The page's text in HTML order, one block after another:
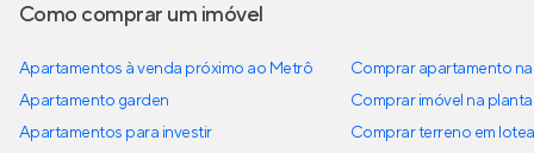
Como comprar um imóvel
Apartamentos à venda próximo ao Metrô
Apartamento garden
Apartamentos para investir
Comprar apartamento
Comprar imóvel na planta
Comprar terreno em